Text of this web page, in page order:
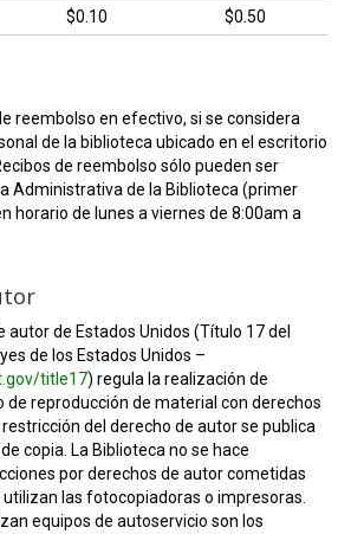
$0.10 $0.50
reembolso en efectivo, si se considera
de la biblioteca ubicado en el escritorio
de reembolso sólo pueden ser
Administrativa de la Biblioteca (primer
horario de lunes a viernes de 8:00am a
autor de Estados Unidos (Título 17 del
de los Estados Unidos –
title17) regula la realización de
reproducción de material con derechos
del derecho de autor se publica
copia. La Biblioteca no se hace
por derechos de autor cometidas
las fotocopiadoras o impresoras.
equipos de autoservicio son los